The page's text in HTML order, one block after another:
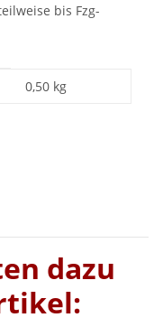
bis Fzg-
0,50 kg
dazu